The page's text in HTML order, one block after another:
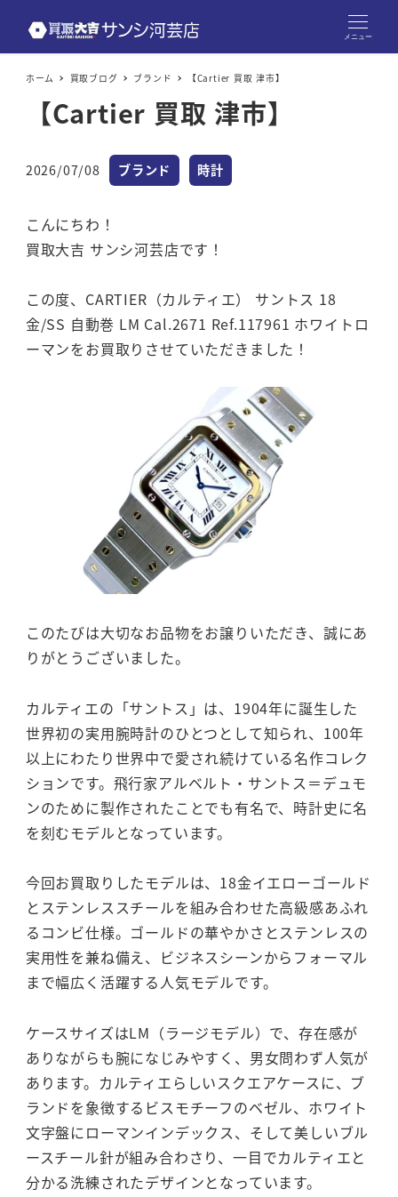
メニュー
ホーム 買取ブログ ブランド 【Cartier 買取 津市】
【Cartier 買取 津市】
投稿日
2026/07/08 カテゴリー
ブランド カテゴリー
時計
こんにちわ！
買取大吉 サンシ河芸店です！
この度、CARTIER（カルティエ） サントス 18
金/SS 自動巻 LM Cal.2671 Ref.117961 ホワイトロ
ーマンをお買取りさせていただきました！
このたびは大切なお品物をお譲りいただき、誠にあ
りがとうございました。
カルティエの「サントス」は、1904年に誕生した
世界初の実用腕時計のひとつとして知られ、100年
以上にわたり世界中で愛され続けている名作コレク
ションです。飛行家アルベルト・サントス＝デュモ
ンのために製作されたことでも有名で、時計史に名
を刻むモデルとなっています。
今回お買取りしたモデルは、18金イエローゴールド
とステンレススチールを組み合わせた高級感あふれ
るコンビ仕様。ゴールドの華やかさとステンレスの
実用性を兼ね備え、ビジネスシーンからフォーマル
まで幅広く活躍する人気モデルです。
ケースサイズはLM（ラージモデル）で、存在感が
ありながらも腕になじみやすく、男女問わず人気が
あります。カルティエらしいスクエアケースに、ブ
ランドを象徴するビスモチーフのベゼル、ホワイト
文字盤にローマンインデックス、そして美しいブル
ースチール針が組み合わさり、一目でカルティエと
分かる洗練されたデザインとなっています。